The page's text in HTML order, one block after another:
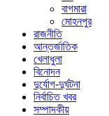
বাগমারা
মোহনপুর
রাজনীতি
আন্তর্জাতিক
খেলাধুলা
বিনোদন
দুর্যোগ-দুর্ঘটনা
নির্বাচিত খবর
সম্পাদকীয়